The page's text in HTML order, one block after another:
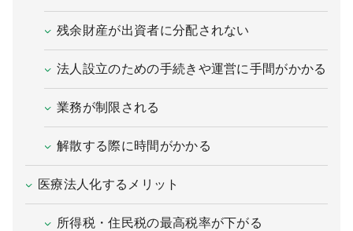
残余財産が出資者に分配されない
法人設立のための手続きや運営に手間がかかる
業務が制限される
解散する際に時間がかかる
医療法人化するメリット
所得税・住民税の最高税率が下がる